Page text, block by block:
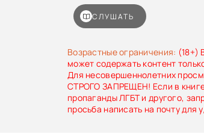
Возрастные ограничения: (18+)
может содержать контент
Для несовершеннолетних
СТРОГО ЗАПРЕЩЕН! Если в
пропаганды ЛГБТ и другого,
просьба написать на почту для
СЛУШАТЬ